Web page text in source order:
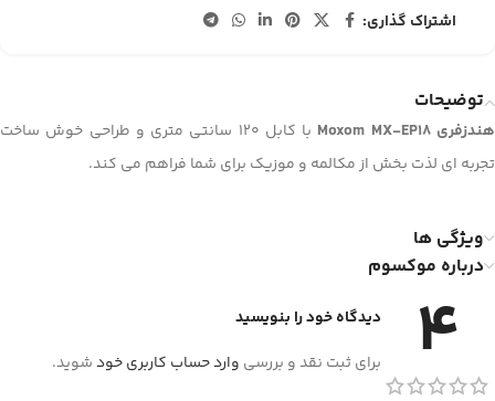
اشتراک گذاری:
توضیحات
هندزفری Moxom MX-EP18
با کابل 120 سانتی متری و طراحی خوش ساخت
تجربه ای لذت بخش از مکالمه و موزیک برای شما فراهم می کند.
ویژگی ها
درباره موکسوم
4
دیدگاه خود را بنویسید
برای ثبت نقد و بررسی وارد حساب کاربری خودشوید.